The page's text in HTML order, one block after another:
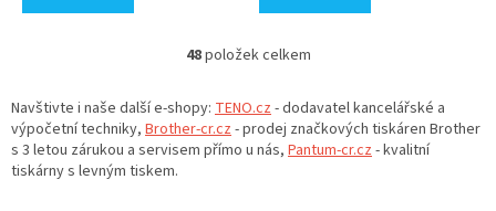
O
l
á
d
48položek celkem
Navštivte i naše další e-shopy: TENO.cz- dodavatel kancelářské a
výpočetní techniky, Brother-cr.cz- prodej značkových tiskáren Brother
s 3 letou zárukou a servisem přímo u nás, Pantum-cr.cz- kvalitní
tiskárny s levným tiskem.